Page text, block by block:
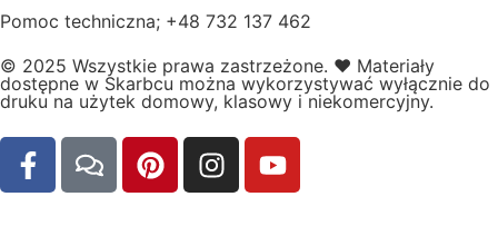
Pomoc techniczna; +48 732 137 462
© 2025 Wszystkie prawa zastrzeżone. ❤️ Materiały
dostępne w Skarbcu można wykorzystywać wyłącznie do
druku na użytek domowy, klasowy i niekomercyjny.